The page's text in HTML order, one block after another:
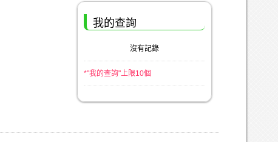
我的查詢
沒有記錄
*"我的查詢"上限10個